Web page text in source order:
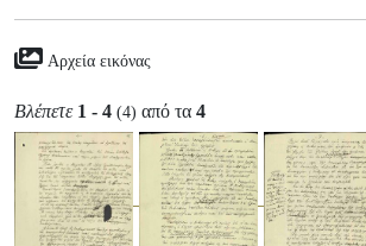
Αρχεία εικόνας
Βλέπετε 1 - 4 (4) από τα 4